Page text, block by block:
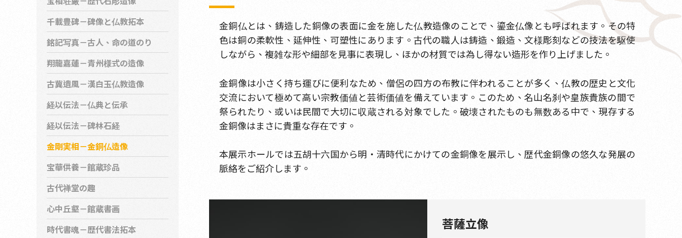
千載豊碑－碑像と仏教拓本
銘記写真－古人、命の道のり
翔龍嘉蓮－青州様式の造像
古冀遺風－漢白玉仏教造像
経以伝法－仏典と伝承
経以伝法－碑林石経
金剛実相－金銅仏造像
宝華供養－館蔵珍品
古代禅堂の趣
心中丘壑－館蔵書画
時代書魂－歴代書法拓本
金銅仏とは、鋳造した銅像の表面に金を施した仏教造像のことで、鎏金仏像とも呼ばれます。その特
色は銅の柔軟性、延伸性、可塑性にあります。古代の職人は鋳造、鍛造、文様彫刻などの技法を駆使
しながら、複雑な形や細部を見事に表現し、ほかの材質では為し得ない造形を作り上げました。
金銅像は小さく持ち運びに便利なため、僧侶の四方の布教に伴われることが多く、仏教の歴史と文化
交流において極めて高い宗教価値と芸術価値を備えています。このため、名山名刹や皇族貴族の間で
祭られたり、或いは民間で大切に収蔵される対象でした。破壊されたものも無数ある中で、現存する
金銅像はまさに貴重な存在です。
本展示ホールでは五胡十六国から明・清時代にかけての金銅像を展示し、歴代金銅像の悠久な発展の
脈絡をご紹介します。
菩薩立像